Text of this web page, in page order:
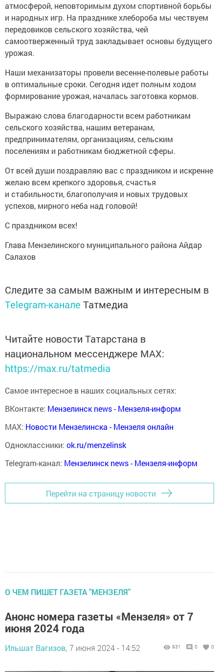
атмосферой, неповторимым духом спортивной борьбы
и народных игр. На празднике хлебороба мы чествуем
передовиков сельского хозяйства, чей
самоотверженный труд закладывает основы будущего
урожая.
Наши механизаторы провели весенне-полевые работы
в оптимальные сроки. Сегодня идет полным ходом
формирование урожая, началась заготовка кормов.
Выражаю слова благодарности всем работникам
сельского хозяйства, нашим ветеранам,
предпринимателям, организациям, сельским
поселениям и работникам бюджетной сферы.
От всей души поздравляю вас с праздником и искренне
желаю всем крепкого здоровья, счастья
и стабильности, благополучия и новых трудовых
успехов, мирного неба над головой!
С праздником всех!
Глава Мензелинского муниципального района Айдар
Салахов
Следите за самым важным и интересным в
Telegram-канале Татмедиа
Читайте новости Татарстана в
национальном мессенджере MАХ:
https://max.ru/tatmedia
Самое интересное в наших социальных сетях:
ВКонтакте: Мензелинск news - Мензеля-информ
MAX: Новости Мензелинска - Мензеля онлайн
Одноклассники: ok.ru/menzelinsk
Telegram-канал: Мензелинск news - Мензеля-информ
Перейти на страницу новости
О ЧЕМ ПИШЕТ ГАЗЕТА "МЕНЗЕЛЯ"
Анонс номера газеты «Мензеля» от 7
июня 2024 года
Ильшат Вагизов, 7 июня 2024 - 14:52 931 0 0